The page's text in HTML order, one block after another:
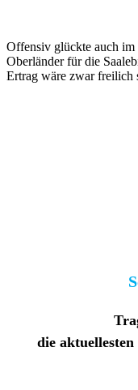
Offensiv glückte auch im
Oberländer für die
Ertrag wäre zwar freilich
die